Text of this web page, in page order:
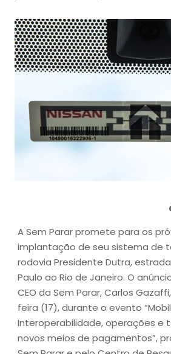
A Sem Parar promete para os
implantação de seu sistema de
rodovia Presidente Dutra,
Paulo ao Rio de Janeiro. O
CEO da Sem Parar, Carlos
feira (17), durante o evento
Interoperabilidade, operações e
novos meios de pagamentos”,